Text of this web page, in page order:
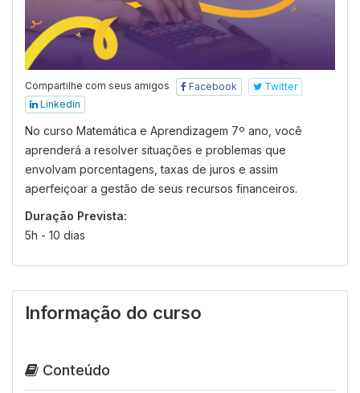
Compartilhe com seus amigos Facebook
Twitter
Linkedin
No curso Matemática e Aprendizagem 7º ano, você
aprenderá a resolver situações e problemas que
envolvam porcentagens, taxas de juros e assim
aperfeiçoar a gestão de seus recursos financeiros.
Duração Prevista:
5h - 10 dias
Informação do curso
Conteúdo